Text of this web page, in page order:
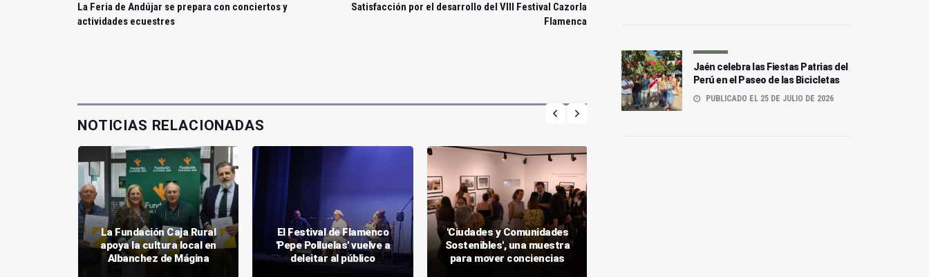
La Feria de Andújar se prepara con conciertos y
actividades ecuestres
Satisfacción por el desarrollo del VIII Festival Cazorla
Flamenca
NOTICIAS RELACIONADAS
La Fundación Caja Rural
apoya la cultura local en
Albanchez de Mágina
El Festival de Flamenco
'Pepe Polluelas' vuelve a
deleitar al público
'Ciudades y Comunidades
Sostenibles', una muestra
para mover conciencias
Jaén celebra las Fiestas Patrias del
Perú en el Paseo de las Bicicletas
PUBLICADO EL 25 DE JULIO DE 2026